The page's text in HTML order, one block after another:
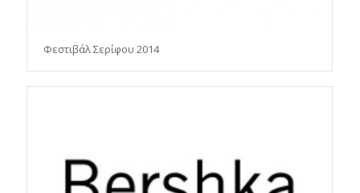
Φεστιβάλ Σερίφου 2014